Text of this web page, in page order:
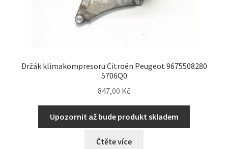
Držák klimakompresoru Citroën Peugeot 9675508280
5706Q0
847,00 Kč
Upozornit až bude produkt skladem
Čtěte více